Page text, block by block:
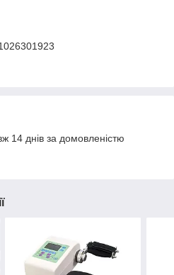
14 днів за домовленістю